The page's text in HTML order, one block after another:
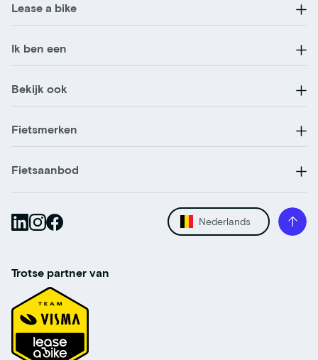
Lease a bike
Ik ben een
Bekijk ook
Fietsmerken
Fietsaanbod
Nederlands
Trotse partner van